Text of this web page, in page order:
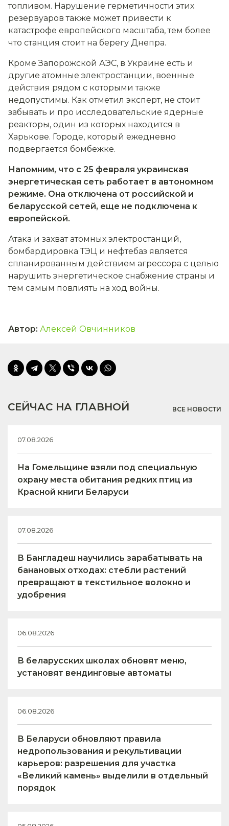
топливом. Нарушение герметичности этих
резервуаров также может привести к
катастрофе европейского масштаба, тем более
что станция стоит на берегу Днепра.
Кроме Запорожской АЭС, в Украине есть и
другие атомные электростанции, военные
действия рядом с которыми также
недопустимы. Как отметил эксперт, не стоит
забывать и про исследовательские ядерные
реакторы, один из которых находится в
Харькове. Городе, который ежедневно
подвергается бомбежке.
Напомним, что с 25 февраля украинская
энергетическая сеть работает в автономном
режиме. Она отключена от российской и
беларусской сетей, еще не подключена к
европейской.
Атака и захват атомных электростанций,
бомбардировка ТЭЦ и нефтебаз является
спланированным действием агрессора с целью
нарушить энергетическое снабжение страны и
тем самым повлиять на ход войны.
Автор: Алексей Овчинников
СЕЙЧАС НА ГЛАВНОЙ ВСЕ НОВОСТИ
07.08.2026
На Гомельщине взяли под специальную
охрану места обитания редких птиц из
Красной книги Беларуси
07.08.2026
В Бангладеш научились зарабатывать на
банановых отходах: стебли растений
превращают в текстильное волокно и
удобрения
06.08.2026
В беларусских школах обновят меню,
установят вендинговые автоматы
06.08.2026
В Беларуси обновляют правила
недропользования и рекультивации
карьеров: разрешения для участка
«Великий камень» выделили в отдельный
порядок